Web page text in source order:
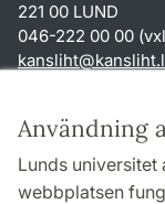
Användning
Lunds
webbplatsen
221 00 LUND
046-222 00 00
kansliht@
Genvägar
Om webbplatsen
Behandling av